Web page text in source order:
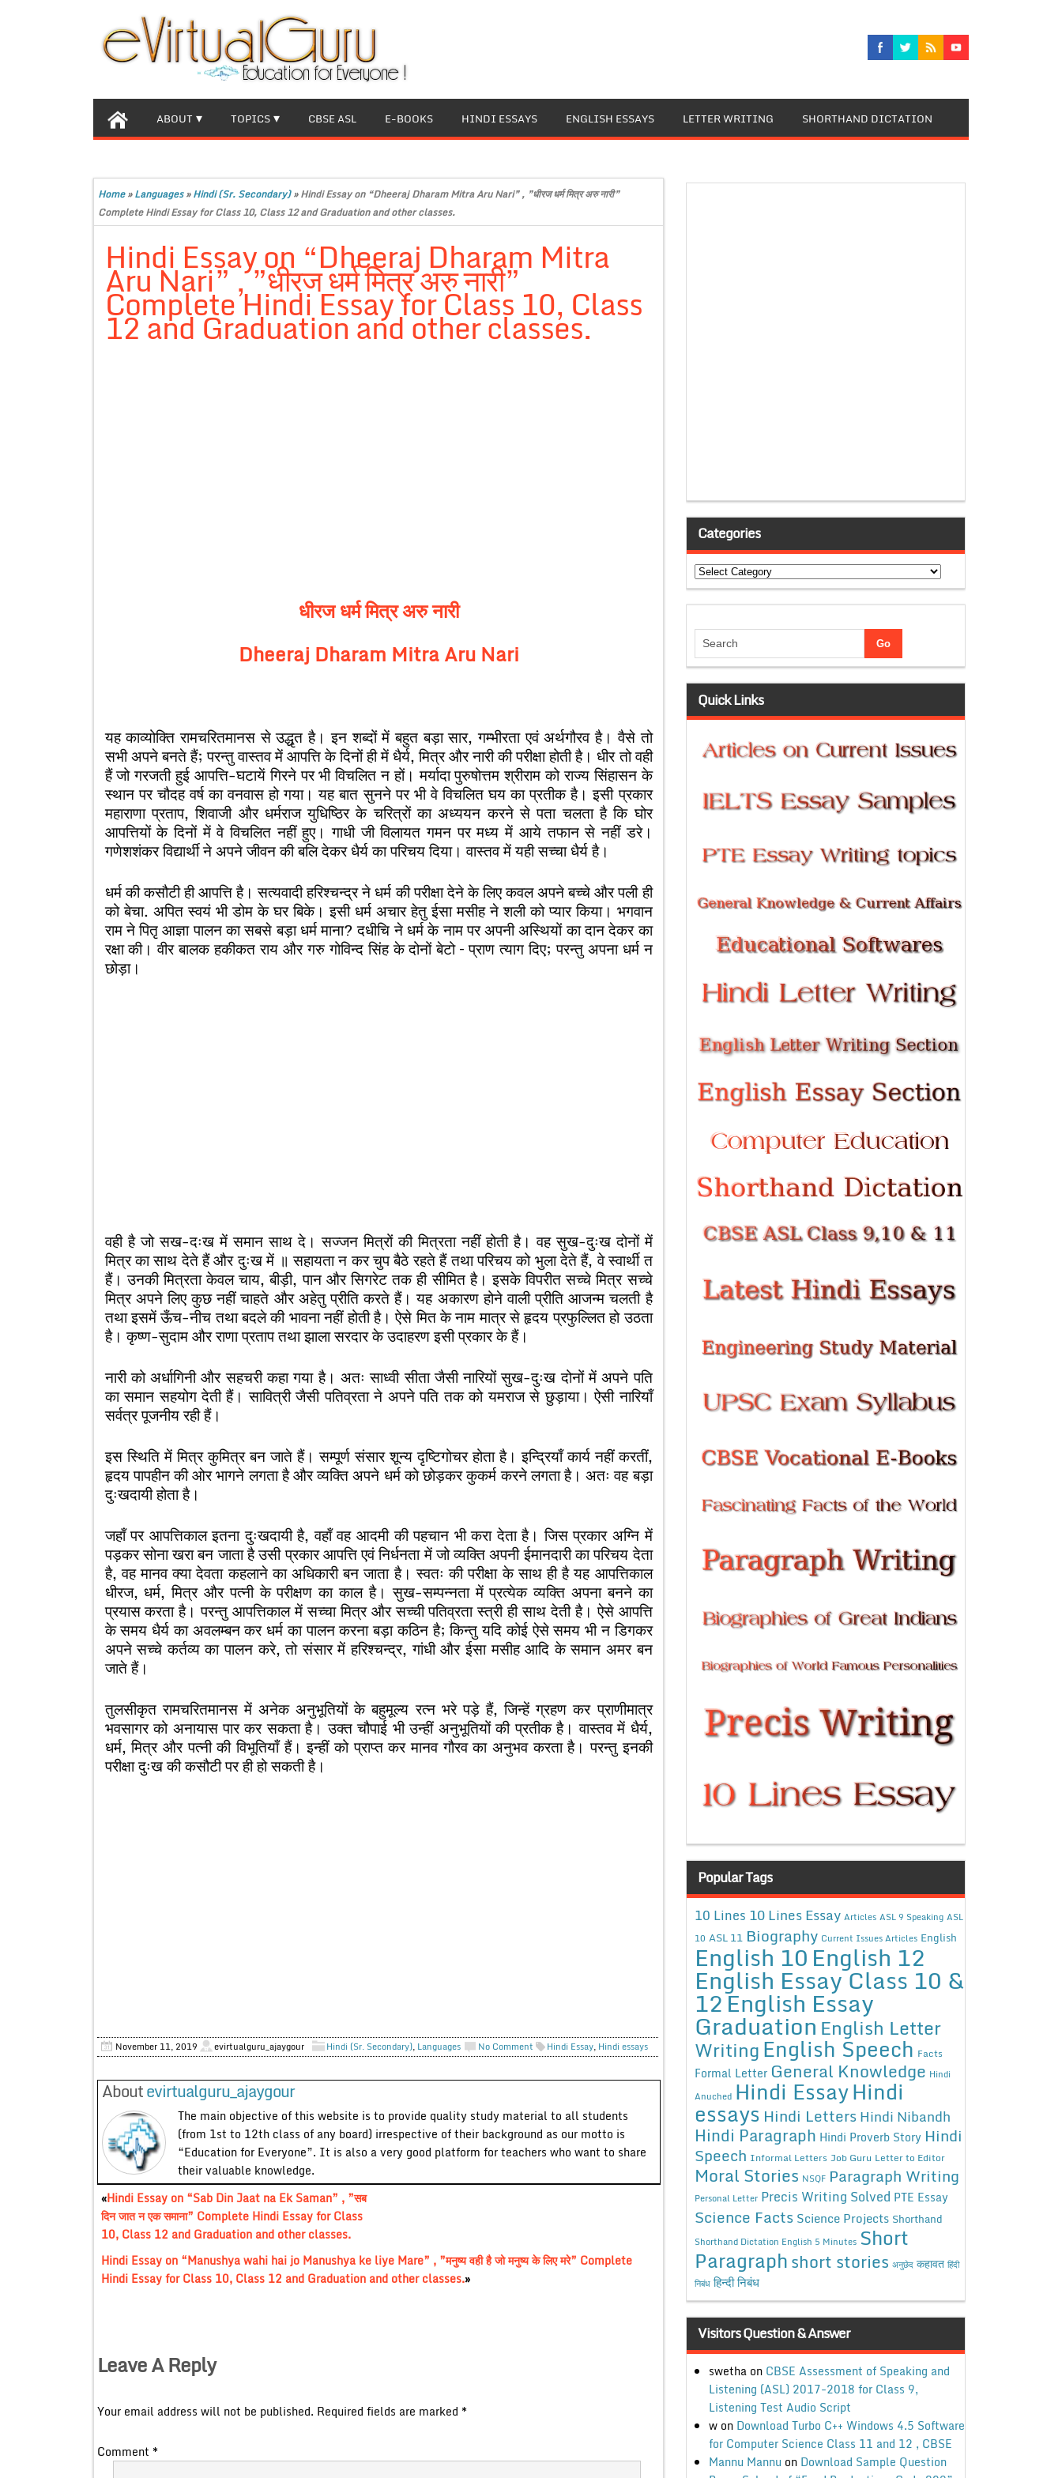
ABOUT TOPICS CBSE ASL E-BOOKS HINDI ESSAYS ENGLISH ESSAYS LETTER WRITING SHORTHAND DICTATION
Home»Languages»Hindi (Sr. Secondary)»Hindi Essay on “Dheeraj Dharam Mitra Aru Nari” , ”धीरज धर्म मित्र अरु नारी”
Complete Hindi Essay for Class 10, Class 12 and Graduation and other classes.
Hindi Essay on “Dheeraj Dharam Mitra
Aru Nari” , ”धीरज धर्म मित्र अरु नारी”
Complete Hindi Essay for Class 10, Class
12 and Graduation and other classes.
धीरज धर्म मित्र अरु नारी
Dheeraj Dharam Mitra Aru Nari
यह काव्योक्ति रामचरितमानस से उद्धृत है। इन शब्दों में बहुत बड़ा सार, गम्भीरता एवं अर्थगौरव है। वैसे तो
सभी अपने बनते हैं; परन्तु वास्तव में आपत्ति के दिनों ही में धैर्य, मित्र और नारी की परीक्षा होती है। धीर तो वही
हैं जो गरजती हुई आपत्ति-घटायें गिरने पर भी विचलित न हों। मर्यादा पुरुषोत्तम श्रीराम को राज्य सिंहासन के
स्थान पर चौदह वर्ष का वनवास हो गया। यह बात सुनने पर भी वे विचलित घय का प्रतीक है। इसी प्रकार
महाराणा प्रताप, शिवाजी और धर्मराज युधिष्ठिर के चरित्रों का अध्ययन करने से पता चलता है कि घोर
आपत्तियों के दिनों में वे विचलित नहीं हुए। गाधी जी विलायत गमन पर मध्य में आये तफान से नहीं डरे।
गणेशशंकर विद्यार्थी ने अपने जीवन की बलि देकर धैर्य का परिचय दिया। वास्तव में यही सच्चा धैर्य है।
धर्म की कसौटी ही आपत्ति है। सत्यवादी हरिश्चन्द्र ने धर्म की परीक्षा देने के लिए कवल अपने बच्चे और पली ही
को बेचा. अपित स्वयं भी डोम के घर बिके। इसी धर्म अचार हेतु ईसा मसीह ने शली को प्यार किया। भगवान
राम ने पितृ आज्ञा पालन का सबसे बड़ा धर्म माना? दधीचि ने धर्म के नाम पर अपनी अस्थियों का दान देकर का
रक्षा की। वीर बालक हकीकत राय और गरु गोविन्द सिंह के दोनों बेटो – प्राण त्याग दिए; परन्तु अपना धर्म न
छोड़ा।
वही है जो सख-दःख में समान साथ दे। सज्जन मित्रों की मित्रता नहीं होती है। वह सुख-दुःख दोनों में
मित्र का साथ देते हैं और दुःख में ॥ सहायता न कर चुप बैठे रहते हैं तथा परिचय को भुला देते हैं, वे स्वार्थी त
हैं। उनकी मित्रता केवल चाय, बीड़ी, पान और सिगरेट तक ही सीमित है। इसके विपरीत सच्चे मित्र सच्चे
मित्र अपने लिए कुछ नहीं चाहते और अहेतु प्रीति करते हैं। यह अकारण होने वाली प्रीति आजन्म चलती है
तथा इसमें ऊँच-नीच तथा बदले की भावना नहीं होती है। ऐसे मित के नाम मात्र से हृदय प्रफुल्लित हो उठता
है। कृष्ण-सुदाम और राणा प्रताप तथा झाला सरदार के उदाहरण इसी प्रकार के हैं।
नारी को अर्धागिनी और सहचरी कहा गया है। अतः साध्वी सीता जैसी नारियों सुख-दुःख दोनों में अपने पति
का समान सहयोग देती हैं। सावित्री जैसी पतिव्रता ने अपने पति तक को यमराज से छुड़ाया। ऐसी नारियाँ
सर्वत्र पूजनीय रही हैं।
इस स्थिति में मित्र कुमित्र बन जाते हैं। सम्पूर्ण संसार शून्य दृष्टिगोचर होता है। इन्द्रियाँ कार्य नहीं करतीं,
हृदय पापहीन की ओर भागने लगता है और व्यक्ति अपने धर्म को छोड़कर कुकर्म करने लगता है। अतः वह बड़ा
दुःखदायी होता है।
जहाँ पर आपत्तिकाल इतना दुःखदायी है, वहाँ वह आदमी की पहचान भी करा देता है। जिस प्रकार अग्नि में
पड़कर सोना खरा बन जाता है उसी प्रकार आपत्ति एवं निर्धनता में जो व्यक्ति अपनी ईमानदारी का परिचय देता
है, वह मानव क्या देवता कहलाने का अधिकारी बन जाता है। स्वतः की परीक्षा के साथ ही है यह आपत्तिकाल
धीरज, धर्म, मित्र और पत्नी के परीक्षण का काल है। सुख-सम्पन्नता में प्रत्येक व्यक्ति अपना बनने का
प्रयास करता है। परन्तु आपत्तिकाल में सच्चा मित्र और सच्ची पतिव्रता स्त्री ही साथ देती है। ऐसे आपत्ति
के समय धैर्य का अवलम्बन कर धर्म का पालन करना बड़ा कठिन है; किन्तु यदि कोई ऐसे समय भी न डिगकर
अपने सच्चे कर्तव्य का पालन करे, तो संसार में हरिश्चन्द्र, गांधी और ईसा मसीह आदि के समान अमर बन
जाते हैं।
तुलसीकृत रामचरितमानस में अनेक अनुभूतियों के बहुमूल्य रत्न भरे पड़े हैं, जिन्हें ग्रहण कर प्राणीमात्र
भवसागर को अनायास पार कर सकता है। उक्त चौपाई भी उन्हीं अनुभूतियों की प्रतीक है। वास्तव में धैर्य,
धर्म, मित्र और पत्नी की विभूतियाँ हैं। इन्हीं को प्राप्त कर मानव गौरव का अनुभव करता है। परन्तु इनकी
परीक्षा दुःख की कसौटी पर ही हो सकती है।
November 11, 2019 evirtualguru_ajaygour Hindi (Sr. Secondary), Languages No Comment Hindi Essay, Hindi essays
Aboutevirtualguru_ajaygour
The main objective of this website is to provide quality study material to all students
(from 1st to 12th class of any board) irrespective of their background as our motto is
“Education for Everyone”. It is also a very good platform for teachers who want to share
their valuable knowledge.
«Hindi Essay on “Sab Din Jaat na Ek Saman” , ”सब
दिन जात न एक समाना” Complete Hindi Essay for Class
10, Class 12 and Graduation and other classes.
Hindi Essay on “Manushya wahi hai jo Manushya ke liye Mare” , ”मनुष्य वही है जो मनुष्य के लिए मरे” Complete
Hindi Essay for Class 10, Class 12 and Graduation and other classes.»
Leave A Reply
Your email address will not be published. Required fields are marked *
Comment *
Categories
Categories
Quick Links
Popular Tags
10 Lines 10 Lines Essay Articles ASL 9 Speaking ASL
10 ASL 11 Biography Current Issues Articles English
English 10English 12
English Essay Class 10 &
12English Essay
Graduation English Letter
WritingEnglish Speech Facts
Formal Letter General Knowledge Hindi
Anuched Hindi EssayHindi
essays Hindi Letters Hindi Nibandh
Hindi Paragraph Hindi Proverb Story Hindi
Speech Informal Letters Job Guru Letter to Editor
Moral Stories NSQF Paragraph Writing
Personal Letter Precis Writing Solved PTE Essay
Science Facts Science Projects Shorthand
Shorthand Dictation English 5 Minutes Short
Paragraphshort stories अनुछेद कहावत हिंदी
निबंध हिन्दी निबंध
Visitors Question & Answer
swethaon CBSE Assessment of Speaking and
Listening (ASL) 2017-2018 for Class 9,
Listening Test Audio Script
won Download Turbo C++ Windows 4.5 Software
for Computer Science Class 11 and 12 , CBSE
Mannu Mannu on Download Sample Question